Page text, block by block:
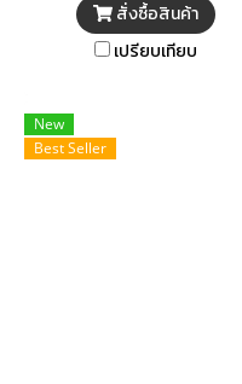
สั่งซื้อสินค้า
เปรียบเทียบ
New
Best Seller